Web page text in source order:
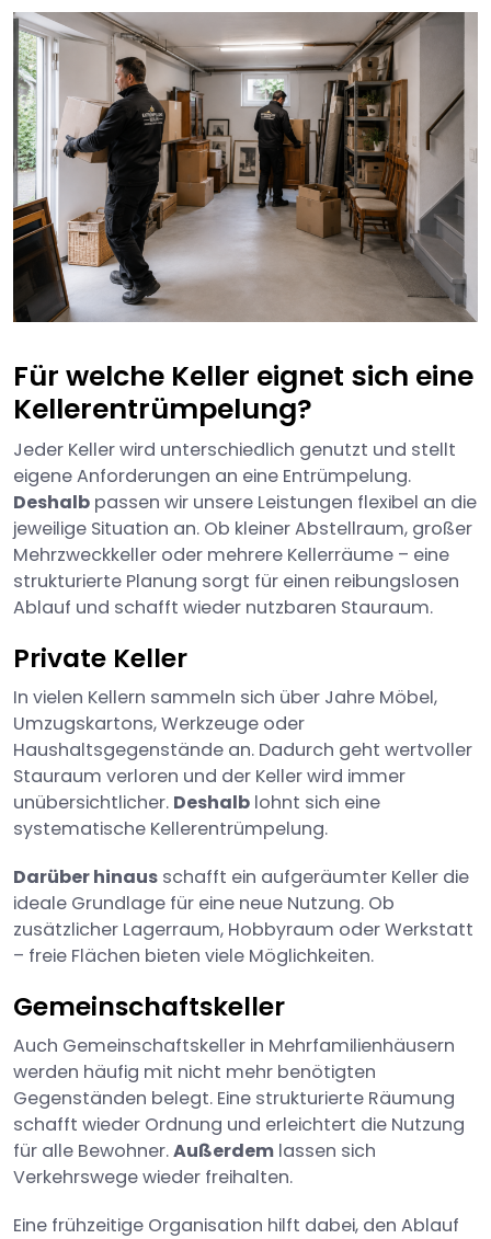
Für welche Keller eignet sich eine
Kellerentrümpelung?
Jeder Keller wird unterschiedlich genutzt und stellt
eigene Anforderungen an eine Entrümpelung.
Deshalb passen wir unsere Leistungen flexibel an die
jeweilige Situation an. Ob kleiner Abstellraum, großer
Mehrzweckkeller oder mehrere Kellerräume – eine
strukturierte Planung sorgt für einen reibungslosen
Ablauf und schafft wieder nutzbaren Stauraum.
Private Keller
In vielen Kellern sammeln sich über Jahre Möbel,
Umzugskartons, Werkzeuge oder
Haushaltsgegenstände an. Dadurch geht wertvoller
Stauraum verloren und der Keller wird immer
unübersichtlicher. Deshalb lohnt sich eine
systematische Kellerentrümpelung.
Darüber hinaus schafft ein aufgeräumter Keller die
ideale Grundlage für eine neue Nutzung. Ob
zusätzlicher Lagerraum, Hobbyraum oder Werkstatt
– freie Flächen bieten viele Möglichkeiten.
Gemeinschaftskeller
Auch Gemeinschaftskeller in Mehrfamilienhäusern
werden häufig mit nicht mehr benötigten
Gegenständen belegt. Eine strukturierte Räumung
schafft wieder Ordnung und erleichtert die Nutzung
für alle Bewohner.Außerdem lassen sich
Verkehrswege wieder freihalten.
Eine frühzeitige Organisation hilft dabei, den Ablauf